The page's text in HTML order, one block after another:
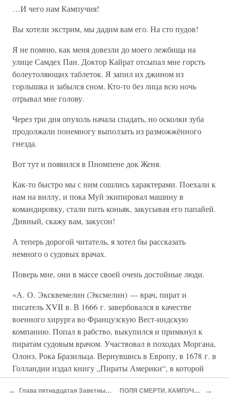
…И чего нам Кампучия!
Вы хотели экстрим, мы дадим вам его. На сто пудов!
Я не помню, как меня довезли до моего лежбища на
улице Самдех Пан. Доктор Кайрат отсыпал мне горсть
болеутоляющих таблеток. Я запил их джином из
горлышка и забылся сном. Кто-то без лица всю ночь
отрывал мне голову.
Через три дня опухоль начала спадать, но осколки зуба
продолжали понемногу выползать из разможжённого
гнезда.
Вот тут и появился в Пномпене док Женя.
Как-то быстро мы с ним сошлись характерами. Поехали к
нам на виллу, и пока Муй экипировал машину в
командировку, стали пить коньяк, закусывая его папайей.
Дивный, скажу вам, закусон!
А теперь дорогой читатель, я хотел бы рассказать
немного о судовых врачах.
Поверь мне, они в массе своей очень достойные люди.
«А. О. Эксквемелин (Эксмелин) — врач, пират и
писатель XVII в. В 1666 г. завербовался в качестве
военного хирурга во Французскую Вест-индскую
компанию. Попал в рабство, выкупился и примкнул к
пиратам судовым врачом. Участвовал в походах Моргана,
Олонэ, Рока Бразильца. Вернувшись в Европу, в 1678 г. в
Голландии издал книгу „Пираты Америки“, в которой
описал жизнь, быт и подвиги пиратов. Книга мгновенно
стала бестселлером».
← Глава пятнадцатая Заветный Обри Бердслей ПОЛЯ СМЕРТИ. КАМПУЧИЯ ИЮЛЬ 1980 →